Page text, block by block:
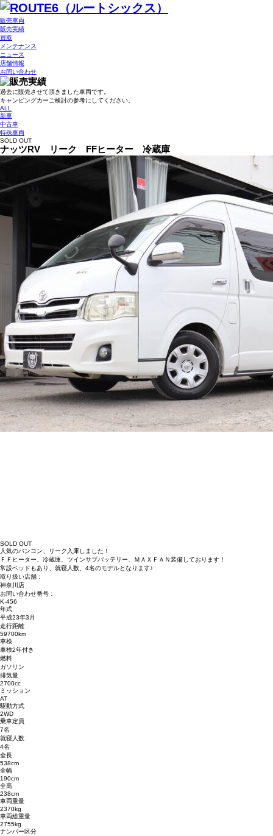
販売車両
販売実績
買取
メンテナンス
ニュース
店舗情報
お問い合わせ
過去に販売させて頂きました車両です。
キャンピングカーご検討の参考にしてください。
ALL
新車
中古車
特殊車両
SOLD OUT
ナッツRV リーク FFヒーター 冷蔵庫
SOLD OUT
人気のバンコン、リーク入庫しました！
ＦＦヒーター、冷蔵庫、ツインサブバッテリー、ＭＡＸＦＡＮ装備しております！
常設ベッドもあり、就寝人数、4名のモデルとなります♪
取り扱い店舗：
神奈川店
お問い合わせ番号：
K-456
年式
平成23年3月
走行距離
59700km
車検
車検2年付き
燃料
ガソリン
排気量
2700cc
ミッション
AT
駆動方式
2WD
乗車定員
7名
就寝人数
4名
全長
538cm
全幅
190cm
全高
238cm
車両重量
2370kg
車両総重量
2755kg
ナンバー区分